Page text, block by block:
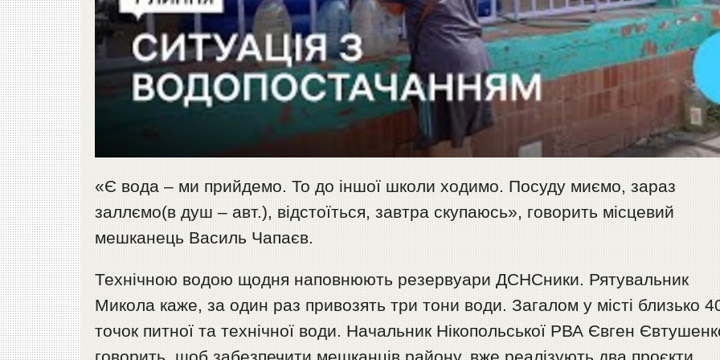
«Є вода – ми прийдемо. То до іншої школи ходимо. Посуду миємо, зараз
заллємо(в душ – авт.), відстоїться, завтра скупаюсь», говорить місцевий
мешканець Василь Чапаєв.
Технічною водою щодня наповнюють резервуари ДСНСники. Рятувальник
Микола каже, за один раз привозять три тони води. Загалом у місті близько
точок питної та технічної води. Начальник Нікопольської РВА Євген